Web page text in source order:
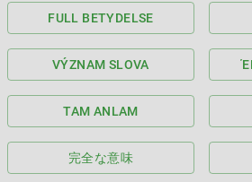
FULL BETYDELSE
VÝZNAM SLOVA
TAM ANLAM
完全な意味